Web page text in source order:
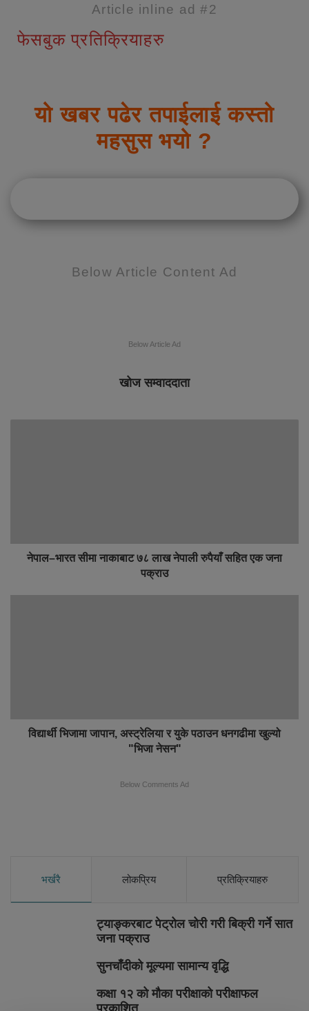
Article inline ad #2
फेसबुक प्रतिक्रियाहरु
यो खबर पढेर तपाईलाई कस्तो
महसुस भयो ?
Below Article Content Ad
Below Article Ad
खोज सम्वाददाता
नेपाल–भारत सीमा नाकाबाट ७८ लाख नेपाली रुपैयाँ सहित एक जना
पक्राउ
विद्यार्थी भिजामा जापान, अस्ट्रेलिया र युके पठाउन धनगढीमा खुल्यो
"भिजा नेसन"
Below Comments Ad
भर्खरै लोकप्रिय प्रतिक्रियाहरु
ट्याङ्करबाट पेट्रोल चोरी गरी बिक्री गर्ने सात
जना पक्राउ
सुनचाँदीको मूल्यमा सामान्य वृद्धि
कक्षा १२ को मौका परीक्षाको परीक्षाफल
प्रकाशित